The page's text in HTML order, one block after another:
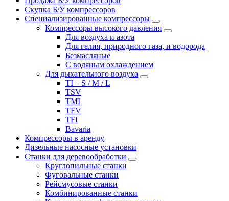
Скупка Б/У компрессоров
Специализированные компрессоры
Компрессоры высокого давления
Для воздуха и азота
Для гелия, природного газа, и водорода
Безмасляные
С водяным охлаждением
Для дыхательного воздуха
TI – S / M / L
TSV
TMI
TFV
TFI
Bavaria
Компрессоры в аренду
Дизельные насосные установки
Станки для деревообработки
Круглопильные станки
Фуговальные станки
Рейсмусовые станки
Комбинированные станки